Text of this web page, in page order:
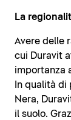
La
Avere delle
cui Duravit
importanza
In qualità
Nera,
il suolo.